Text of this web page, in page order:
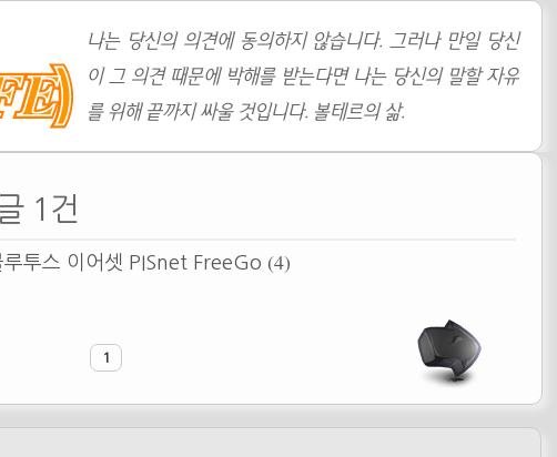
나는 당신의 의견에 동의하지 않습니다. 그러나 만일 당신
이 그 의견 때문에 박해를 받는다면 나는 당신의 말할 자유
를 위해 끝까지 싸울 것입니다. 볼테르의 삶.
1건
투스 이어셋 PISnet FreeGo (4)
1